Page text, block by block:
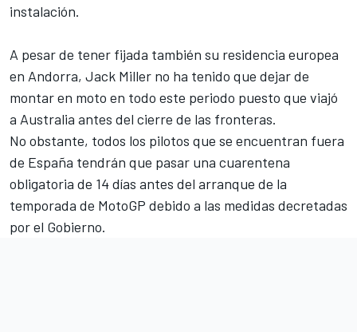
instalación.
A pesar de tener fijada también su residencia europea
en Andorra, Jack Miller no ha tenido que dejar de
montar en moto en todo este periodo puesto que viajó
a Australia antes del cierre de las fronteras.
No obstante, todos los pilotos que se encuentran fuera
de España tendrán que pasar una cuarentena
obligatoria de 14 días antes del arranque de la
temporada de MotoGP debido a las medidas decretadas
por el Gobierno.